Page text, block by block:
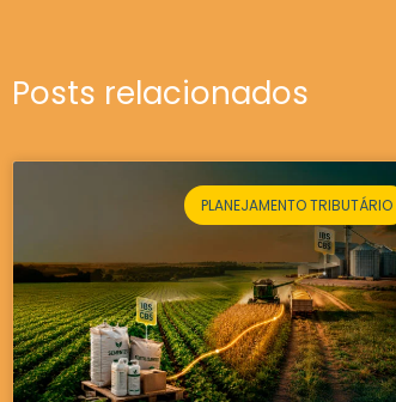
Posts relacionados
PLANEJAMENTO TRIBUTÁRIO